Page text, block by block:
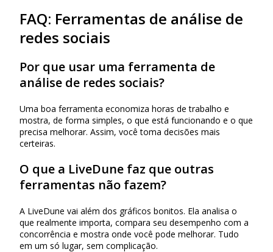
FAQ: Ferramentas de análise de
redes sociais
Por que usar uma ferramenta de
análise de redes sociais?
Uma boa ferramenta economiza horas de trabalho e
mostra, de forma simples, o que está funcionando e o que
precisa melhorar. Assim, você toma decisões mais
certeiras.
O que a LiveDune faz que outras
ferramentas não fazem?
A LiveDune vai além dos gráficos bonitos. Ela analisa o
que realmente importa, compara seu desempenho com a
concorrência e mostra onde você pode melhorar. Tudo
em um só lugar, sem complicação.